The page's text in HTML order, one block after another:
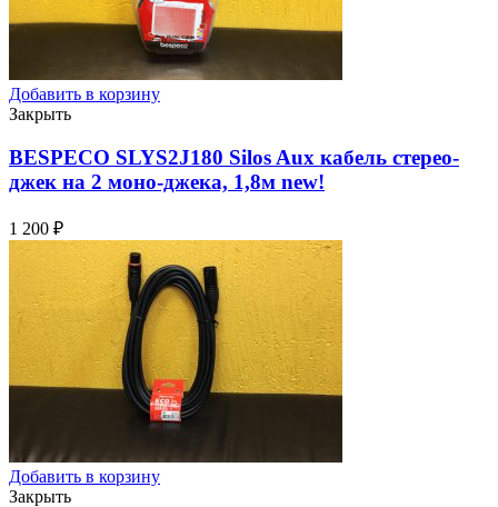
Добавить в корзину
Закрыть
BESPECO SLYS2J180 Silos Aux кабель стерео-
джек на 2 моно-джека, 1,8м new!
1 200 ₽
Добавить в корзину
Закрыть